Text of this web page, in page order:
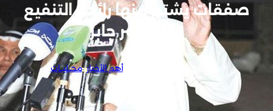
صفقات يشتم منها رائحة التنفيع
مثل جسر جابر
|أهم الأخبار, محــليــات